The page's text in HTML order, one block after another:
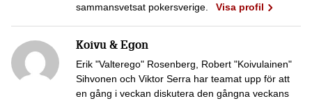
sammansvetsat pokersverige.
Visa profil
Koivu & Egon
Erik "Valterego" Rosenberg, Robert "Koivulainen"
Sihvonen och Viktor Serra har teamat upp för att
en gång i veckan diskutera den gångna veckans